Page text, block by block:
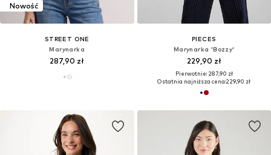
Nowość
STREET ONE
Marynarka
287,90 zł
PIECES
Marynarka 'Bozzy'
229,90 zł
Pierwotnie: 287,90 zł
Ostatnia najniższa cena:229,90 zł